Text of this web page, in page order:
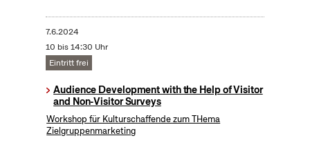
7.6.2024
10 bis 14:30 Uhr
Eintritt frei
Audience Development with the Help of Visitor
and Non-Visitor Surveys
Workshop für Kulturschaffende zum THema
Zielgruppenmarketing